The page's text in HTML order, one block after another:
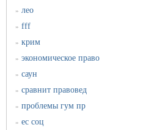
» лео
» fff
» крим
» экономическое право
» саун
» сравнит правовед
» проблемы гум пр
» ес соц